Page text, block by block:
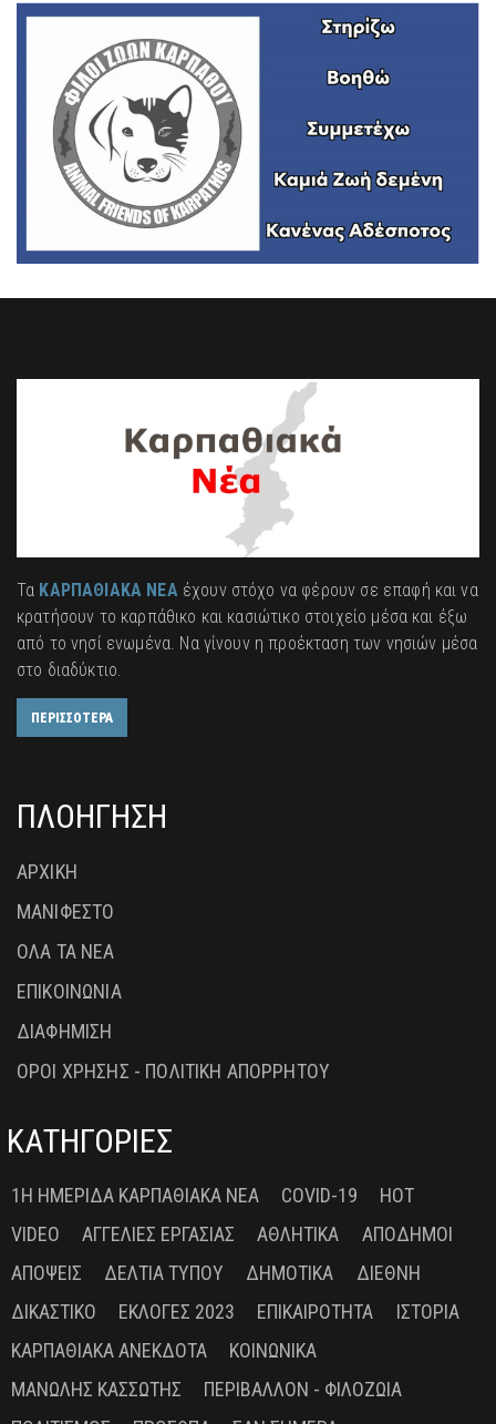
Τα ΚΑΡΠΑΘΙΑΚΑ ΝΕΑέχουν στόχο να φέρουν σε επαφή και να
κρατήσουν το καρπάθικο και κασιώτικο στοιχείο μέσα και έξω
από το νησί ενωμένα. Να γίνουν η προέκταση των νησιών μέσα
στο διαδύκτιο.
ΠΕΡΙΣΣΟΤΕΡΑ
ΠΛΟΗΓΗΣΗ
ΑΡΧΙΚΗ
ΜΑΝΙΦΕΣΤΟ
ΟΛΑ ΤΑ ΝΕΑ
ΕΠΙΚΟΙΝΩΝΙΑ
ΔΙΑΦΗΜΙΣΗ
ΟΡΟΙ ΧΡΗΣΗΣ - ΠΟΛΙΤΙΚΗ ΑΠΟΡΡΗΤΟΥ
ΚΑΤΗΓΟΡΙΕΣ
1Η ΗΜΕΡΊΔΑ ΚΑΡΠΑΘΙΑΚΆ ΝΈΑ COVID-19
HOT
VIDEO
ΑΓΓΕΛΊΕΣ ΕΡΓΑΣΊΑΣ ΑΘΛΗΤΙΚΆ
ΑΠΌΔΗΜΟΙ
ΑΠΌΨΕΙΣ
ΔΕΛΤΊΑ ΤΎΠΟΥ ΔΗΜΟΤΙΚΆ
ΔΙΕΘΝΉ
ΔΙΚΑΣΤΙΚΌ
ΕΚΛΟΓΈΣ 2023 ΕΠΙΚΑΙΡΌΤΗΤΑ
ΙΣΤΟΡΊΑ
ΚΑΡΠΑΘΙΑΚΆ ΑΝΈΚΔΟΤΑ
ΚΟΙΝΩΝΙΚΆ
ΜΑΝΏΛΗΣ ΚΑΣΣΏΤΗΣ
ΠΕΡΙΒΆΛΛΟΝ - ΦΙΛΟΖΩΊΑ